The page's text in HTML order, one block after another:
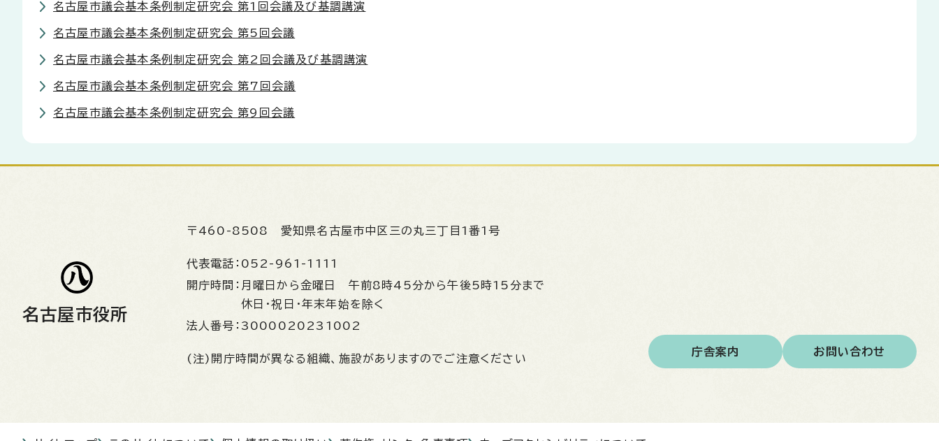
名古屋市議会基本条例制定研究会 第1回会議及び基調講演
名古屋市議会基本条例制定研究会 第5回会議
名古屋市議会基本条例制定研究会 第2回会議及び基調講演
名古屋市議会基本条例制定研究会 第7回会議
名古屋市議会基本条例制定研究会 第9回会議
名古屋市役所
〒460-8508 愛知県名古屋市中区三の丸三丁目1番1号
代表電話： 052-961-1111
開庁時間： 月曜日から金曜日 午前8時45分から午後5時15分まで
休日・祝日・年末年始を除く
法人番号： 3000020231002
(注)開庁時間が異なる組織、施設がありますのでご注意ください
庁舎案内 お問い合わせ